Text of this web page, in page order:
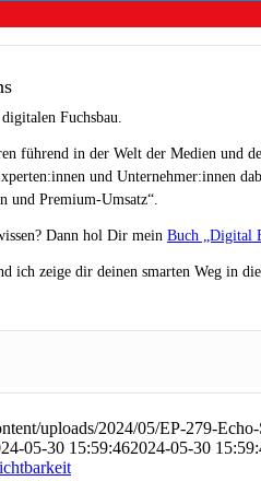
Fuchsbau.
führend in der Welt der Medien und
und Unternehmer:innen
und Premium-Umsatz“.
Dann hol Dir mein Buch „Digital
ich zeige dir deinen smarten Weg in
uploads/2024/05/EP-279-
05-30 15:59:462024-05-30